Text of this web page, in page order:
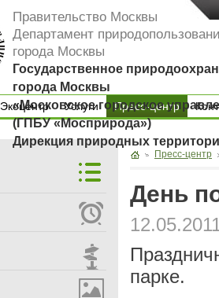
Правительство Москвы
Департамент
города Москвы
Государственное
города Москвы
«Московское городское
(ГПБУ «Мосприрода»)
Дирекция природных
Экоцентр
Экоцентр
Услуги
Услуги
Пресс-центр
Пресс-центр
День
парке.